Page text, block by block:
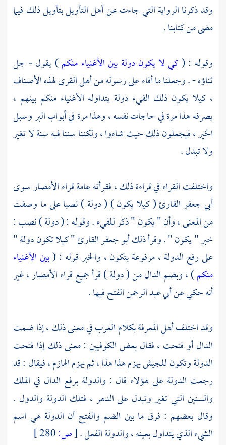
وقد ذكرنا الرواية التي جاءت عن أهل التأويل بتأويل ذلك فيما
مضى من كتابنا .
وقوله : (كي لا يكون دولة بين الأغنياء منكم) يقول - جل
ثناؤه - . وجعلنا ما أفاء على رسوله من أهل القرى لهذه الأصناف
، كيلا يكون ذلك الفيء دولة يتداوله الأغنياء منكم بينهم ،
يصرفه هذا مرة في حاجات نفسه ، وهذا مرة في أبواب البر وسبل
الخير ، فيجعلون ذلك حيث شاءوا ، ولكننا سننا فيه سنة لا تغير
ولا تبدل .
واختلفت القراء في قراءة ذلك ، فقرأته عامة قراء الأمصار سوى
أبي جعفر القارئ( كيلا يكون ) ( دولة ) نصبا على ما وصفت
من المعنى ، وأن " يكون " ذكر للفيء . وقوله : ( دولة ) نصب :
خبر " يكون " . وقرأ ذلك أبو جعفر القارئ " كيلا تكون دولة "
على رفع الدولة ، مرفوعة بتكون ، والخبر قوله : (بين الأغنياء
منكم) ، وبضم الدال من ( دولة ) قرأ جميع قراء الأمصار ، غير
أنه حكي عنأبي عبد الرحمنالفتح فيها .
وقد اختلف أهل المعرفة بكلام العرب في معنى ذلك ، إذا ضمت
الدال أو فتحت ، فقال بعضالكوفيين : معنى ذلك إذا فتحت
الدولة وتكون للجيش يهزم هذا هذا ، ثم يهزم الهازم ، فيقال : قد
رجعت الدولة على هؤلاء قال : والدولة برفع الدال في الملك
والسنين التي تغير وتبدل على الدهر ، فتلك الدولة والدول .
وقال بعضهم : فرق ما بين الضم والفتح أن الدولة هي اسم
الشيء الذي يتداول بعينه ، والدولة الفعل .[ص: